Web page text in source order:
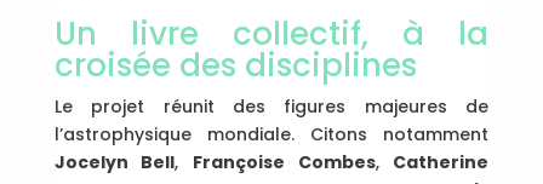
Un livre collectif, à la
croisée des disciplines
Le projet réunit des figures majeures de
l’astrophysique mondiale. Citons notamment
Jocelyn Bell, Françoise Combes, Catherine